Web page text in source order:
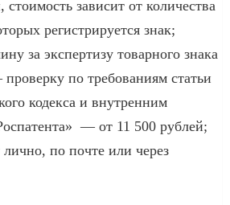
стоимость зависит от количества
регистрируется знак;
за экспертизу товарного знака
по требованиям статьи
кодекса и внутренним
— от 11 500 рублей;
лично, по почте или через